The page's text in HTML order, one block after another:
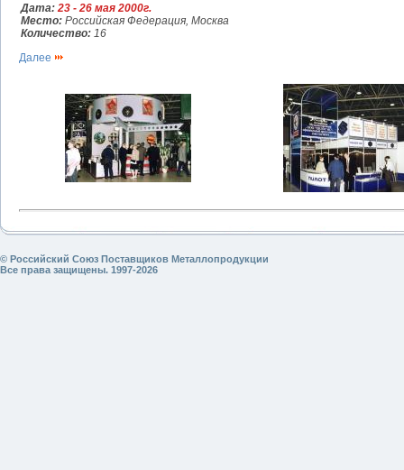
Дата: 23 - 26 мая 2000г.
Место: Российская Федерация, Москва
Количество: 16
Далее
© Российский Союз Поставщиков Металлопродукции
Все права защищены. 1997-2026